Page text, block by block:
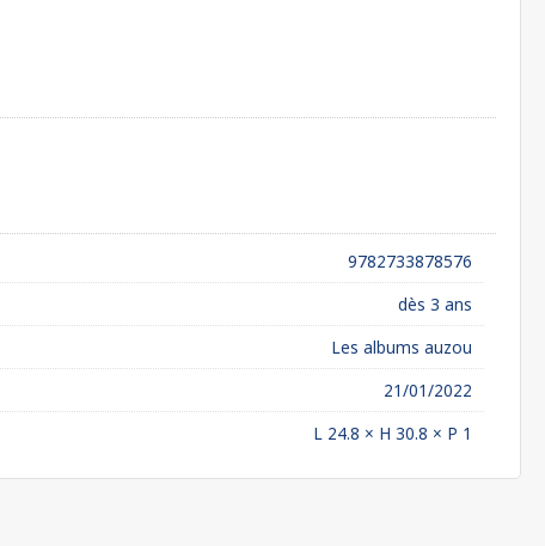
9782733878576
dès 3 ans
Les albums auzou
21/01/2022
L 24.8 × H 30.8 × P 1